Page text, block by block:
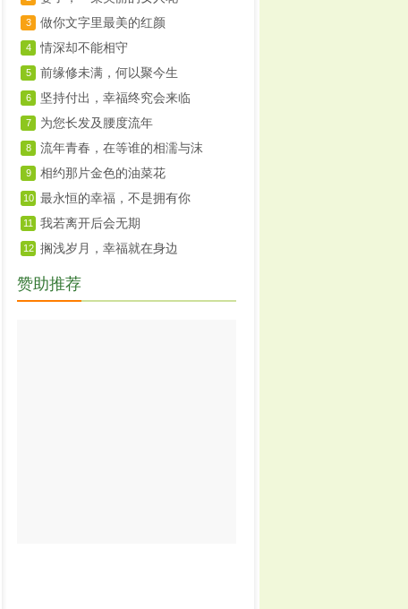
3 做你文字里最美的红颜
4 情深却不能相守
5 前缘修未满，何以聚今生
6 坚持付出，幸福终究会来临
7 为您长发及腰度流年
8 流年青春，在等谁的相濡与沫
9 相约那片金色的油菜花
10 最永恒的幸福，不是拥有你
11 我若离开后会无期
12 搁浅岁月，幸福就在身边
赞助推荐